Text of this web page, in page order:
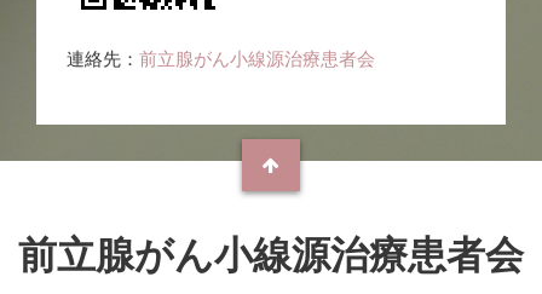
連絡先： 前立腺がん小線源治療患者会
前立腺がん小線源治療患者会